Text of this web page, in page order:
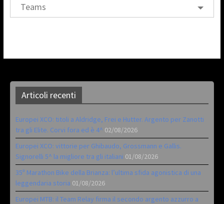
Teams
Articoli recenti
Europei XCO: titoli a Aldridge, Frei e Hutter. Argento per Zanotti
tra gli Elite. Corvi fora ed è 4^ 02/08/2026
Europei XCO: vittorie per Ghibaudo, Grossmann e Gallis.
Signorelli 5^ la migliore tra gli italiani 01/08/2026
35ª Marathon Bike della Brianza: l’ultima sfida agonistica di una
leggendaria storia 01/08/2026
Europei MTB: il Team Relay firma il secondo argento azzurro a